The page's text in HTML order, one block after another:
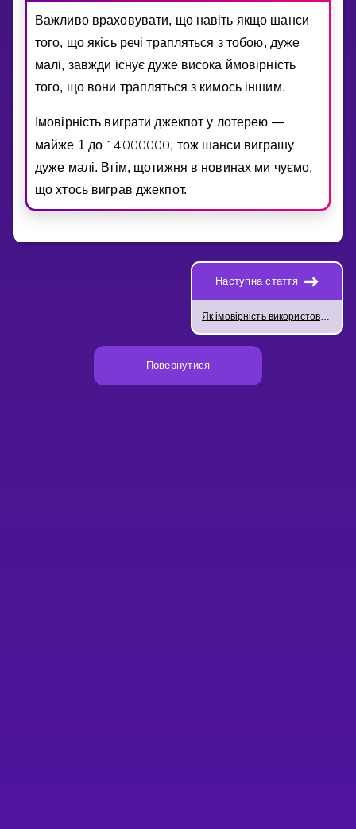
Важливо враховувати, що навiть якщо шанси
того, що якiсь речi трапляться з тобою, дуже
малi, завжди iснує дуже висока ймовiрнiсть
того, що вони трапляться з кимось iншим.
Iмовiрнiсть виграти джекпот у лотерею —
майже 1 до 14000000, тож шанси виграшу
дуже малi. Втiм, щотижня в новинах ми чуємо,
що хтось виграв джекпот.
Наступна стаття
Як імовірність використовується в реальному житті
Повернутися